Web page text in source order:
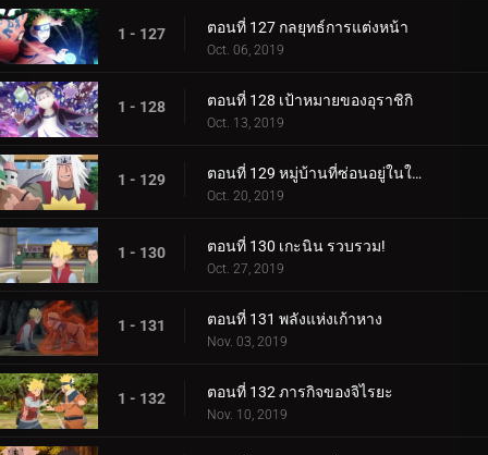
1 - 127 ตอนที่ 127 กลยุทธ์การแต่งหน้า
Oct. 06, 2019
1 - 128 ตอนที่ 128 เป้าหมายของอุราชิกิ
Oct. 13, 2019
1 - 129 ตอนที่ 129 หมู่บ้านที่ซ่อนอยู่ในใบไม้
Oct. 20, 2019
1 - 130 ตอนที่ 130 เกะนิน รวบรวม!
Oct. 27, 2019
1 - 131 ตอนที่ 131 พลังแห่งเก้าหาง
Nov. 03, 2019
1 - 132 ตอนที่ 132 ภารกิจของจิไรยะ
Nov. 10, 2019